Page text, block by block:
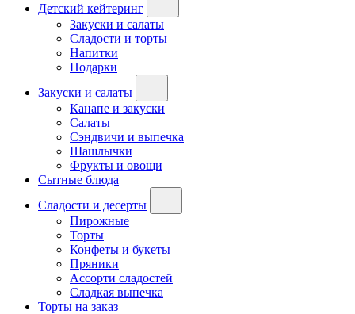
Детский кейтеринг
Закуски и салаты
Сладости и торты
Напитки
Подарки
Закуски и салаты
Канапе и закуски
Салаты
Сэндвичи и выпечка
Шашлычки
Фрукты и овощи
Сытные блюда
Сладости и десерты
Пирожные
Торты
Конфеты и букеты
Пряники
Ассорти сладостей
Сладкая выпечка
Торты на заказ